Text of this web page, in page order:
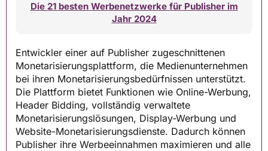
Die 21 besten Werbenetzwerke für Publisher im
Jahr 2024
Entwickler einer auf Publisher zugeschnittenen
Monetarisierungsplattform, die Medienunternehmen
bei ihren Monetarisierungsbedürfnissen unterstützt.
Die Plattform bietet Funktionen wie Online-Werbung,
Header Bidding, vollständig verwaltete
Monetarisierungslösungen, Display-Werbung und
Website-Monetarisierungsdienste. Dadurch können
Publisher ihre Werbeeinnahmen maximieren und alle